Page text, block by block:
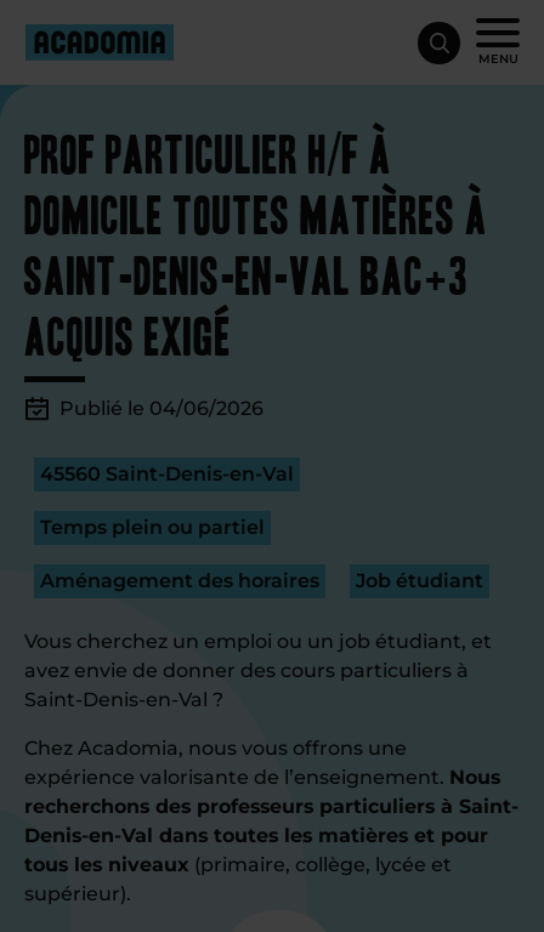
MENU
Prof particulier H/F à
domicile toutes matières à
Saint-Denis-en-Val Bac+3
acquis exigé
Publié le 04/06/2026
45560 Saint-Denis-en-Val
Temps plein ou partiel
Aménagement des horaires Job étudiant
Vous cherchez un emploi ou un job étudiant, et
avez envie de donner des cours particuliers à
Saint-Denis-en-Val ?
Chez Acadomia, nous vous offrons une
expérience valorisante de l’enseignement. Nous
recherchons des professeurs particuliers à Saint-
Denis-en-Val dans toutes les matières et pour
tous les niveaux (primaire, collège, lycée et
supérieur).